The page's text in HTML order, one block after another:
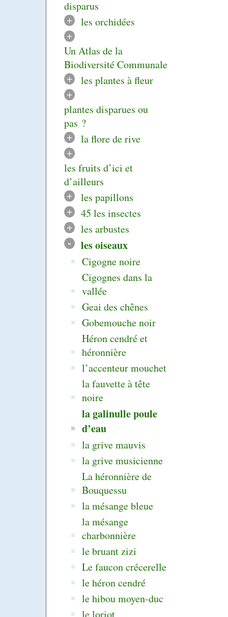
disparus
+
les orchidées
+
Un Atlas de la
Biodiversité Communale
+
les plantes à fleur
+
plantes disparues ou
pas ?
+
la flore de rive
+
les fruits d’ici et
d’ailleurs
+
les papillons
+
45 les insectes
+
les arbustes
- les oiseaux
Cigogne noire
Cigognes dans la
vallée
Geai des chênes
Gobemouche noir
Héron cendré et
héronnière
l’accenteur mouchet
la fauvette à tête
noire
la galinulle poule
d’eau
la grive mauvis
la grive musicienne
La héronnière de
Bouquessu
la mésange bleue
la mésange
charbonnière
le bruant zizi
Le faucon crécerelle
le héron cendré
le hibou moyen-duc
le loriot